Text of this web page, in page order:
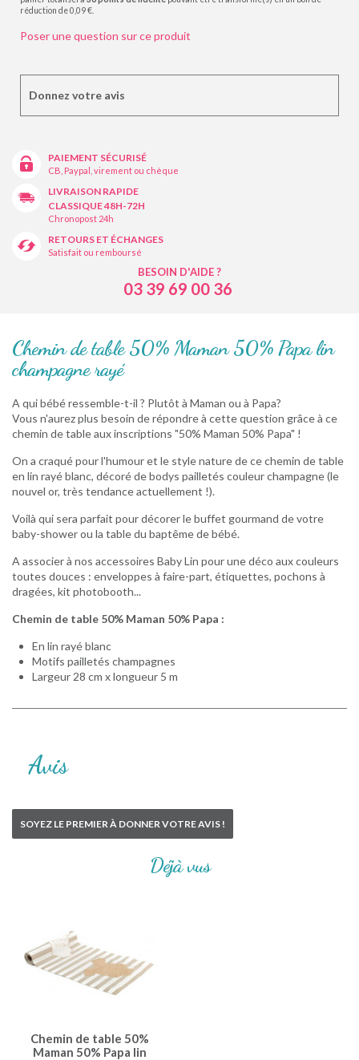
réduction de0,09 €
Poser une question sur ce produit
Donnez votre avis
PAIEMENT SÉCURISÉ
CB, Paypal, virement ou chèque
LIVRAISON RAPIDE
CLASSIQUE 48H-72H
Chronopost 24h
RETOURS ET ÉCHANGES
Satisfait ou remboursé
BESOIN D'AIDE ?
03 39 69 00 36
Chemin de table 50% Maman 50% Papa lin
champagne rayé
A qui bébé ressemble-t-il ? Plutôt à Maman ou à Papa?
Vous n'aurez plus besoin de répondre à cette question grâce à ce
chemin de table aux inscriptions "50% Maman 50% Papa" !
On a craqué pour l'humour et le style nature de ce chemin de table
en lin rayé blanc, décoré de bodys pailletés couleur champagne (le
nouvel or, très tendance actuellement !).
Voilà qui sera parfait pour décorer le buffet gourmand de votre
baby-shower ou la table du baptême de bébé.
A associer à nos accessoires Baby Lin pour une déco aux couleurs
toutes douces : enveloppes à faire-part, étiquettes, pochons à
dragées, kit photobooth...
Chemin de table 50% Maman 50% Papa :
En lin rayé blanc
Motifs pailletés champagnes
Largeur 28 cm x longueur 5 m
Avis
SOYEZ LE PREMIER À DONNER VOTRE AVIS !
Déjà vus
Chemin de table 50%
Maman 50% Papa lin